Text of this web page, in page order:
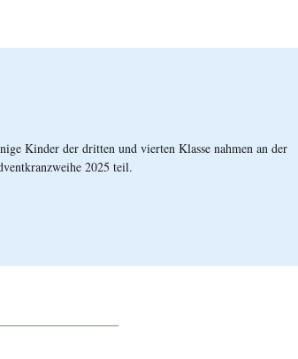
Kinder der dritten und vierten Klasse nahmen an der
2025 teil.